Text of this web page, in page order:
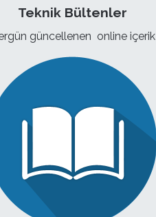
Teknik Bültenler
güncellenen online içerik